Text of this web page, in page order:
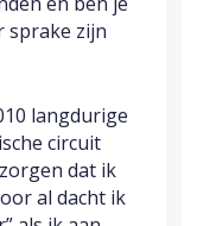
sprake zijn
langdurige
circuit
dat ik
al dacht ik